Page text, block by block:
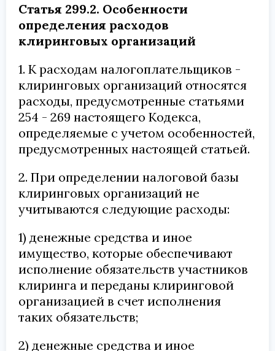
Статья 299.2. Особенности
определения расходов
клиринговых организаций
1. К расходам налогоплательщиков -
клиринговых организаций относятся
расходы, предусмотренные статьями
254 - 269 настоящего Кодекса,
определяемые с учетом особенностей,
предусмотренных настоящей статьей.
2. При определении налоговой базы
клиринговых организаций не
учитываются следующие расходы:
1) денежные средства и иное
имущество, которые обеспечивают
исполнение обязательств участников
клиринга и переданы клиринговой
организацией в счет исполнения
таких обязательств;
2) денежные средства и иное